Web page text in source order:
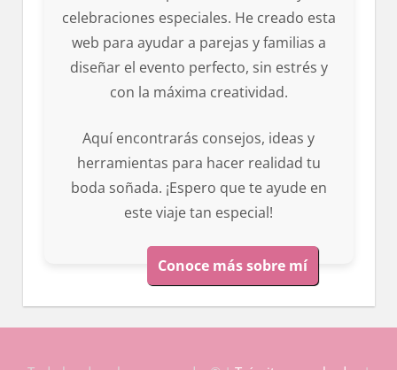
celebraciones especiales. He creado esta
web para ayudar a parejas y familias a
diseñar el evento perfecto, sin estrés y
con la máxima creatividad.
Aquí encontrarás consejos, ideas y
herramientas para hacer realidad tu
boda soñada. ¡Espero que te ayude en
este viaje tan especial!
Conoce más sobre mí